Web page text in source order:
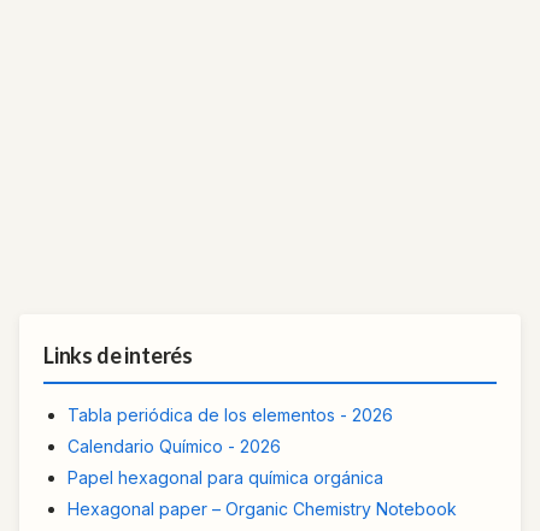
Links de interés
Tabla periódica de los elementos - 2026
Calendario Químico - 2026
Papel hexagonal para química orgánica
Hexagonal paper – Organic Chemistry Notebook